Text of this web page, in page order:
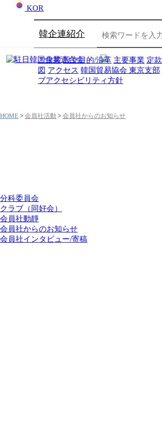
韓企連紹介
ご挨拶 設立目的/沿革 主要事業 定款
図 アクセス 韓国貿易協会 東京支部
ブアクセシビリティ方針
KOR
HOME > 会員社活動 > 会員社からのお知らせ
分科委員会
クラブ（同好会）
会員社動靜
会員社からのお知らせ
会員社インタビュー/寄稿